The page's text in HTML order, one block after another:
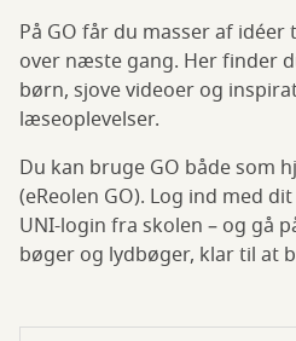
På GO får du masser af
over næste gang. Her finder
børn, sjove videoer og
læseoplevelser.
Du kan bruge GO både som
(eReolen GO). Log ind med
UNI-login fra skolen – og gå
bøger og lydbøger, klar til at